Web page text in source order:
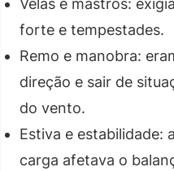
Velas e mastros:
forte e tempestades.
Remo e manobra:
direção e sair de
do vento.
Estiva e estabilidade:
carga afetava o